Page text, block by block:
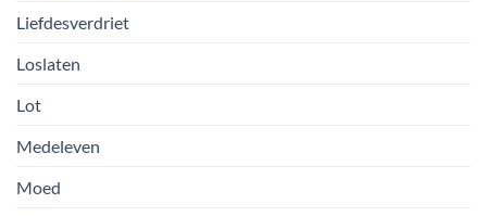
Liefdesverdriet
Loslaten
Lot
Medeleven
Moed